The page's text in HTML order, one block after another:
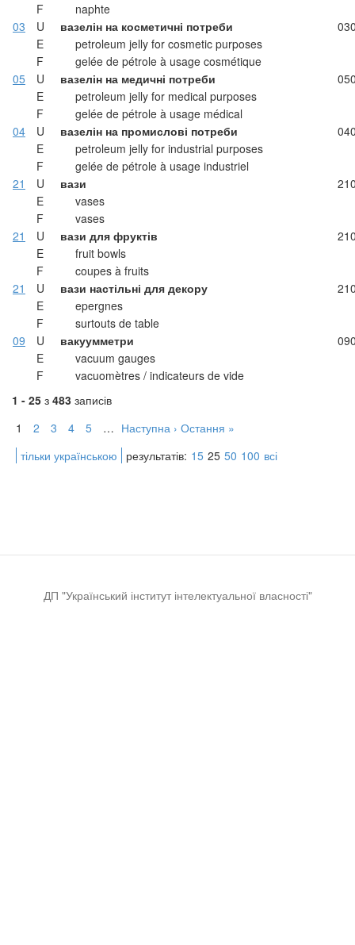
F
naphte
03
U вазелін на косметичні потреби
E
petroleum jelly for cosmetic purposes
F
gelée de pétrole à usage cosmétique
05
U вазелін на медичні потреби
E
petroleum jelly for medical purposes
F
gelée de pétrole à usage médical
04
U вазелін на промислові потреби
E
petroleum jelly for industrial purposes
F
gelée de pétrole à usage industriel
21
U вази
E
vases
F
vases
21
U вази для фруктів
E
fruit bowls
F
coupes à fruits
21
U вази настільні для декору
E
epergnes
F
surtouts de table
09
U вакуумметри
E
vacuum gauges
F
vacuomètres / indicateurs de vide
1 - 25 з 483 записів
1
2 3 4 5 … Наступна › Остання »
тільки українською
результатів: 15 25 50 100 всі
ДП "Український інститут інтелектуальної власності"